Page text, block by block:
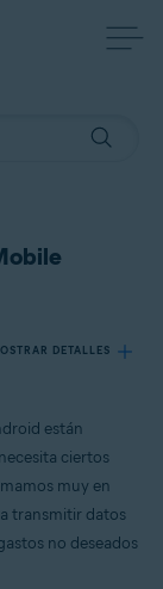
DETALLES
están
necesita ciertos
muy en
transmitir datos
no deseados